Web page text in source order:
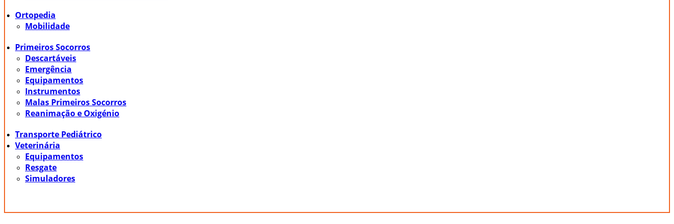
Ortopedia
Mobilidade
Primeiros Socorros
Descartáveis
Emergência
Equipamentos
Instrumentos
Malas Primeiros Socorros
Reanimação e Oxigénio
Transporte Pediátrico
Veterinária
Equipamentos
Resgate
Simuladores